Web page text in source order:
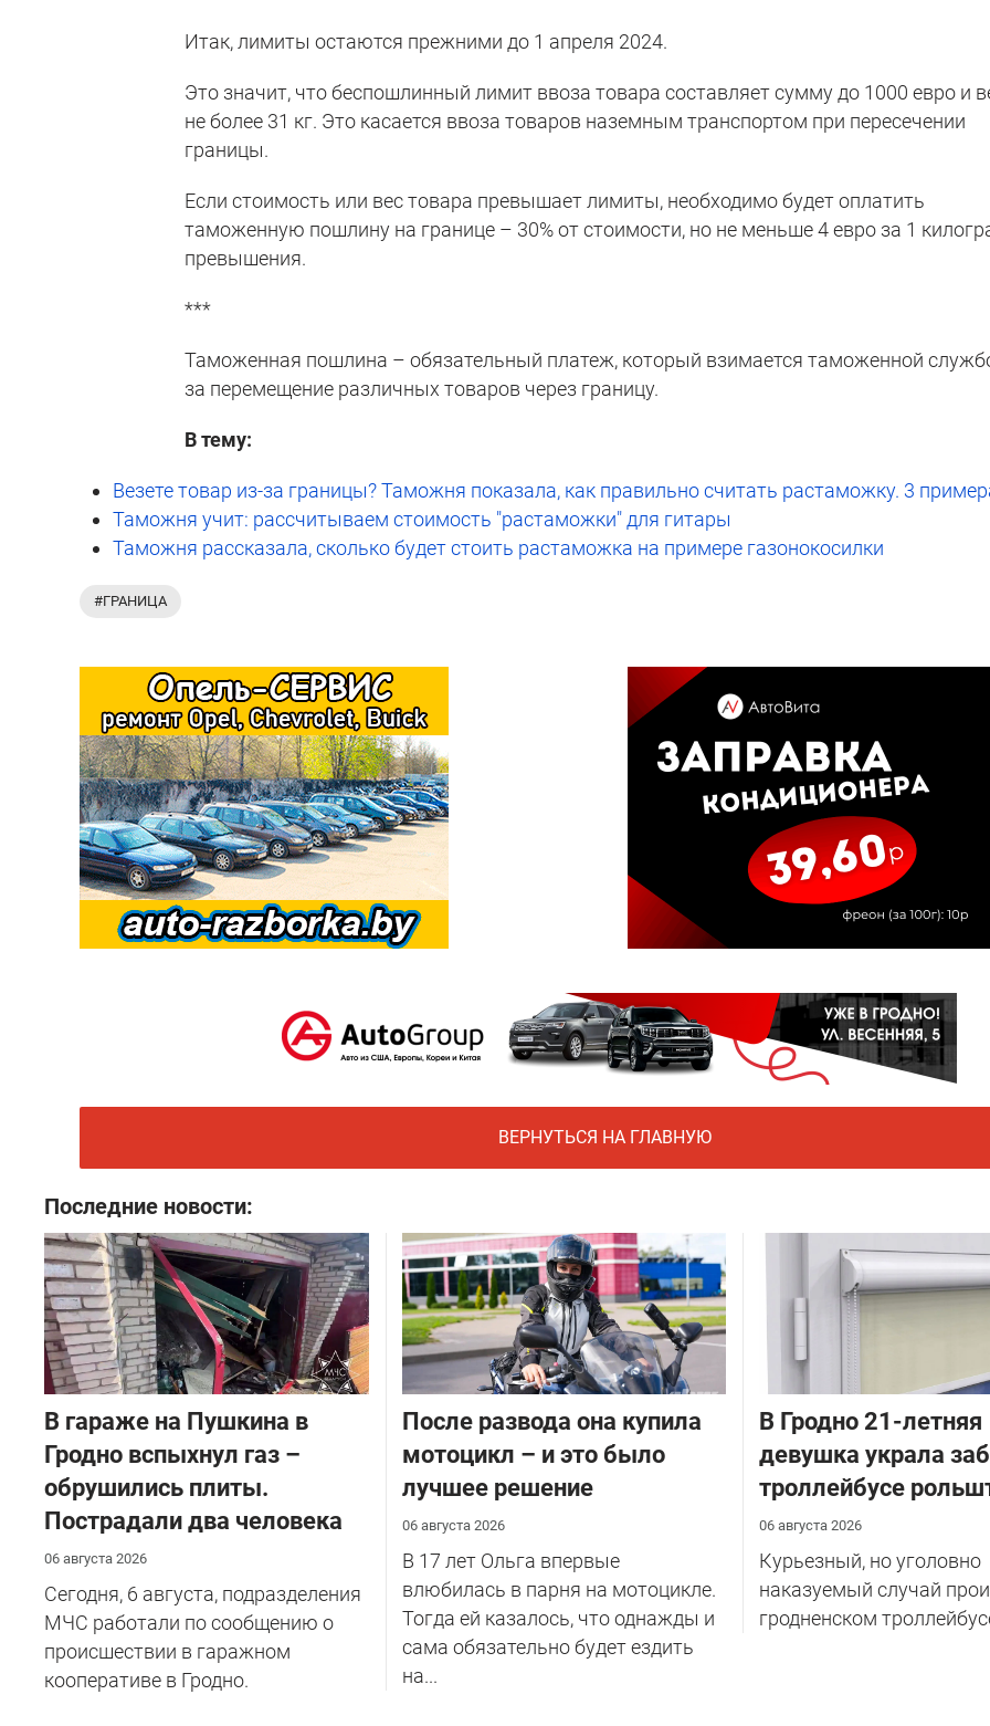
Итак, лимиты остаются прежними до 1 апреля 2024.
Это значит, что беспошлинный лимит ввоза товара составляет сумму до 1000 евро и
не более 31 кг. Это касается ввоза товаров наземным транспортом при пересечении
границы.
Если стоимость или вес товара превышает лимиты, необходимо будет оплатить
таможенную пошлину на границе – 30% от стоимости, но не меньше 4 евро за 1
превышения.
***
Таможенная пошлина – обязательный платеж, который взимается таможенной
за перемещение различных товаров через границу.
В тему:
Везете товар из-за границы? Таможня показала, как правильно считать растаможку. 3
Таможня учит: рассчитываем стоимость "растаможки" для гитары
Таможня рассказала, сколько будет стоить растаможка на примере газонокосилки
#ГРАНИЦА
ВЕРНУТЬСЯ НА ГЛАВНУЮ
Последние новости:
В гараже на Пушкина в
Гродно вспыхнул газ –
обрушились плиты.
Пострадали два человека
06 августа 2026
Сегодня, 6 августа, подразделения
МЧС работали по сообщению о
происшествии в гаражном
кооперативе в Гродно.
После развода она купила
мотоцикл – и это было
лучшее решение
06 августа 2026
В 17 лет Ольга впервые
влюбилась в парня на мотоцикле.
Тогда ей казалось, что однажды и
сама обязательно будет ездить
на...
В Гродно 21-летняя
девушка украла
троллейбусе
06 августа 2026
Курьезный, но уголовно
наказуемый случай
гродненском